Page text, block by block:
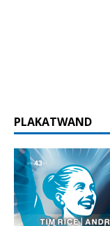
PLAKATWAND